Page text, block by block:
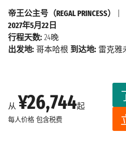
从 ¥26,744起
每人价格 包含税费
帝王公主号（REGAL PRINCESS）
2027年5月22日
行程天数: 24晚
出发地: 哥本哈根 到达地: 雷克雅